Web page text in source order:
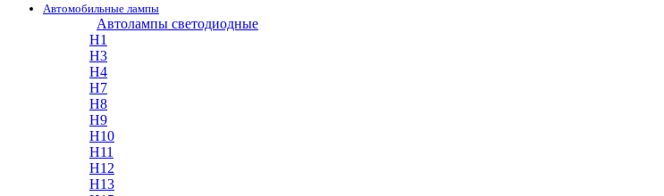
Автомобильные лампы
Автолампы светодиодные
H1
H3
H4
H7
H8
H9
H10
H11
H12
H13